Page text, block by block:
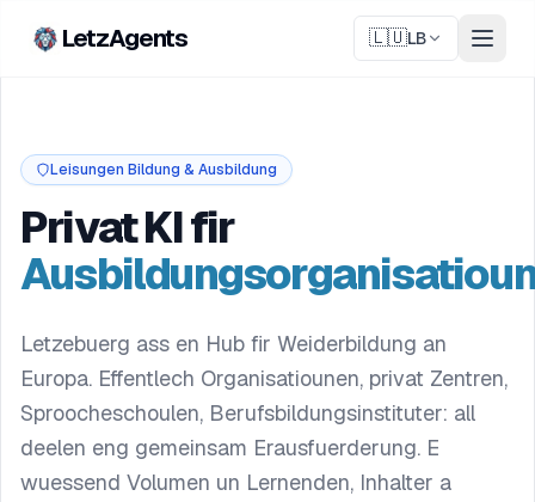
LetzAgents 🇱🇺LB
Leisungen Bildung & Ausbildung
Privat KI fir
Letzebuerg ass en Hub fir Weiderbildung an
Europa. Effentlech Organisatiounen, privat Zentren,
Sproocheschoulen, Berufsbildungsinstituter: all
deelen eng gemeinsam Erausfuerderung. E
wuessend Volumen un Lernenden, Inhalter a